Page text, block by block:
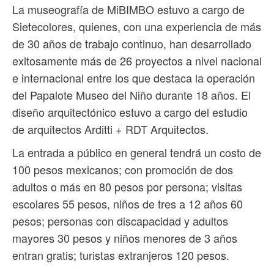
La museografía de MiBIMBO estuvo a cargo de
Sietecolores, quienes, con una experiencia de más
de 30 años de trabajo continuo, han desarrollado
exitosamente más de 26 proyectos a nivel nacional
e internacional entre los que destaca la operación
del Papalote Museo del Niño durante 18 años. El
diseño arquitectónico estuvo a cargo del estudio
de arquitectos Arditti + RDT Arquitectos.
La entrada a público en general tendrá un costo de
100 pesos mexicanos; con promoción de dos
adultos o más en 80 pesos por persona; visitas
escolares 55 pesos, niños de tres a 12 años 60
pesos; personas con discapacidad y adultos
mayores 30 pesos y niños menores de 3 años
entran gratis; turistas extranjeros 120 pesos.